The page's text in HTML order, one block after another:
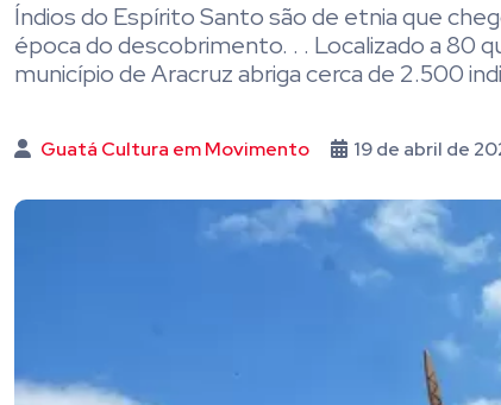
Índios do Espírito Santo são de etnia que
época do descobrimento. . . Localizado a 80
município de Aracruz abriga cerca de 2.500
Guatá Cultura em Movimento 19 de abril de